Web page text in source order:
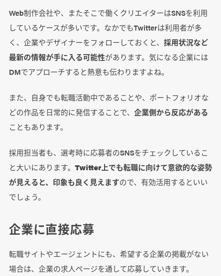
Web制作会社や、またそこで働くクリエイターはSNSを利用
しているケースが多いです。なかでもTwitterは利用者が多
く、企業やデザイナーをフォローしておくと、 採用状況など
最新の情報が手に入る可能性があります。気になる企業には
DMでアプローチすると熱意も伝わりますよね。
また、自身でも転職活動中であることや、ポートフォリオな
どの作品を日常的に発信することで、 企業側から反応がある
こともあります。
採用担当者も、選考時に応募者のSNSをチェックしているこ
と大いにあります。 Twitter上でも転職に向けて意欲的な姿勢
が見えると、印象も良く見えますので、有効活用するといい
でしょう。
企業に直接応募
転職サイトやエージェントにも、希望する企業の掲載がない
場合は、企業の求人ページを通して応募していきます。